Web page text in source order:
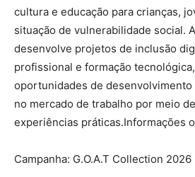
cultura e educação para crianças,
situação de vulnerabilidade social.
desenvolve projetos de inclusão
profissional e formação
oportunidades de desenvolvimento
no mercado de trabalho por meio
experiências práticas.Informações
Campanha: G.O.A.T Collection 2026